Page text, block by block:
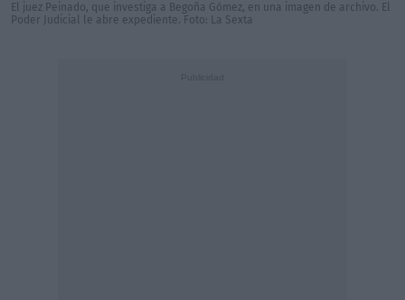
El juez Peinado, que investiga a Begoña Gómez, en una imagen de archivo. El
Poder Judicial le abre expediente. Foto: La Sexta